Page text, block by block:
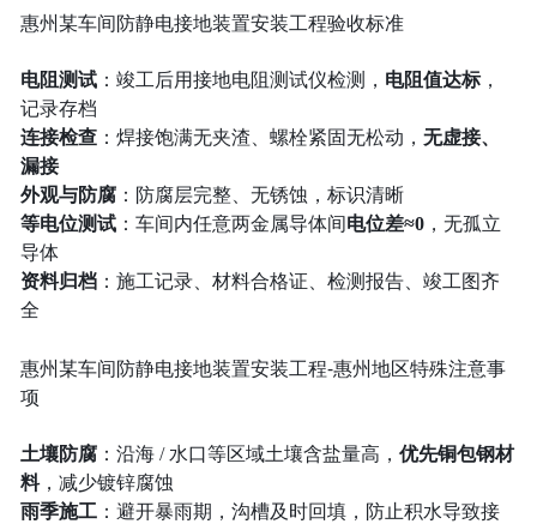
惠州某车间防静电接地装置安装工程验收标准
电阻测试：竣工后用接地电阻测试仪检测， 电阻值达标，
记录存档
连接检查：焊接饱满无夹渣、螺栓紧固无松动， 无虚接、
漏接
外观与防腐：防腐层完整、无锈蚀，标识清晰
等电位测试：车间内任意两金属导体间电位差≈0，无孤立
导体
资料归档：施工记录、材料合格证、检测报告、竣工图齐
全
惠州某车间防静电接地装置安装工程-惠州地区特殊注意事
项
土壤防腐：沿海 / 水口等区域土壤含盐量高， 优先铜包钢材
料，减少镀锌腐蚀
雨季施工：避开暴雨期，沟槽及时回填，防止积水导致接